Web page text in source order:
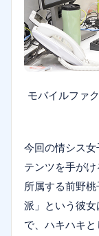
モバイルファ
今回の情シス
テンツを手が
所属する前野
派」という彼
で、ハキハキ